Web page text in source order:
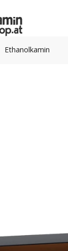
Ethanolkamin